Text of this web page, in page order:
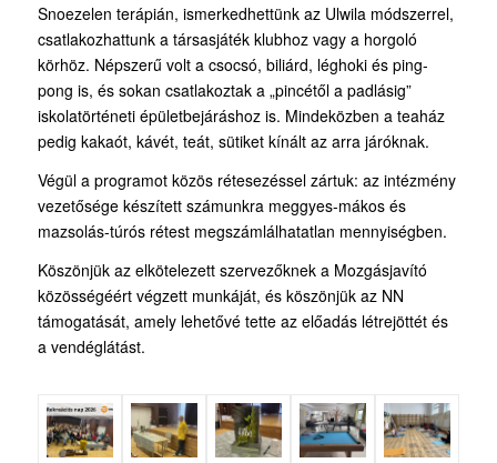
Snoezelen terápián, ismerkedhettünk az Ulwila módszerrel,
csatlakozhattunk a társasjáték klubhoz vagy a horgoló
körhöz. Népszerű volt a csocsó, biliárd, léghoki és ping-
pong is, és sokan csatlakoztak a „pincétől a padlásig”
iskolatörténeti épületbejáráshoz is. Mindeközben a teaház
pedig kakaót, kávét, teát, sütiket kínált az arra járóknak.
Végül a programot közös rétesezéssel zártuk: az intézmény
vezetősége készített számunkra meggyes-mákos és
mazsolás-túrós rétest megszámlálhatatlan mennyiségben.
Köszönjük az elkötelezett szervezőknek a Mozgásjavító
közösségéért végzett munkáját, és köszönjük az NN
támogatását, amely lehetővé tette az előadás létrejöttét és
a vendéglátást.